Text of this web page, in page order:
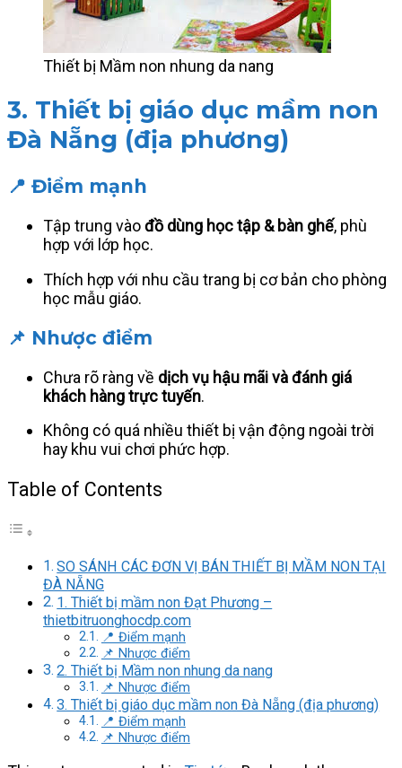
Thiết bị Mầm non nhung da nang
3. Thiết bị giáo dục mầm non
Đà Nẵng (địa phương)
📍 Điểm mạnh
Tập trung vàođồ dùng học tập & bàn ghế, phù
hợp với lớp học.
Thích hợp với nhu cầu trang bị cơ bản cho phòng
học mẫu giáo.
📌 Nhược điểm
Chưa rõ ràng về dịch vụ hậu mãi và đánh giá
khách hàng trực tuyến.
Không có quá nhiều thiết bị vận động ngoài trời
hay khu vui chơi phức hợp.
Table of Contents
SO SÁNH CÁC ĐƠN VỊ BÁN THIẾT BỊ MẦM NON TẠI
ĐÀ NẴNG
1. Thiết bị mầm non Đạt Phương –
thietbitruonghocdp.com
📍 Điểm mạnh
📌 Nhược điểm
2. Thiết bị Mầm non nhung da nang
📌 Nhược điểm
3. Thiết bị giáo dục mầm non Đà Nẵng (địa phương)
📍 Điểm mạnh
📌 Nhược điểm